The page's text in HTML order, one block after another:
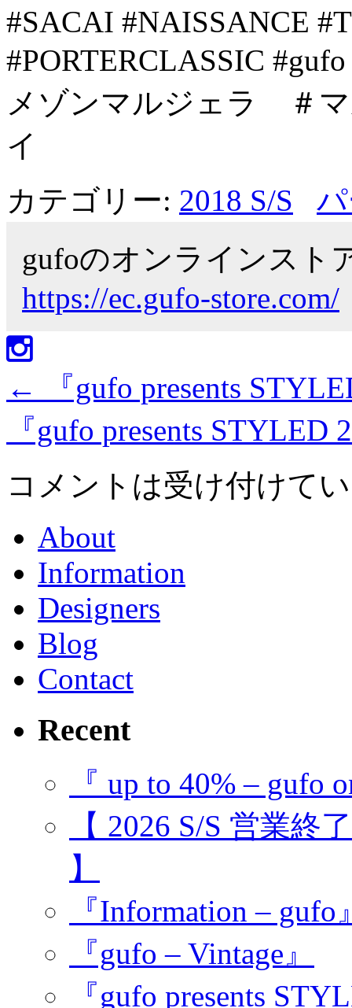
#SACAI #NAISSANCE
#PORTERCLASSIC
メゾンマルジェラ ＃
イ
カテゴリー: 2018 S/S
gufoのオンラインスト
https://ec.gufo-store.com/
←
『gufo presents
『gufo presents STYLED
コメントは受け付けて
About
Information
Designers
Blog
Contact
Recent
『 up to 40% – gufo
【 2026 S/S 営業終
】
『Information – gufo
『gufo – Vintage』
『gufo presents